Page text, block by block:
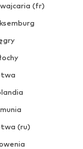
(fr)
(ru)